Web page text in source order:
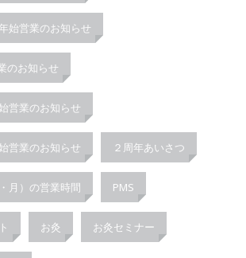
始営業のお知らせ
のお知らせ
営業のお知らせ
営業のお知らせ ２周年あいさつ
月）の営業時間 PMS
お灸 お灸セミナー